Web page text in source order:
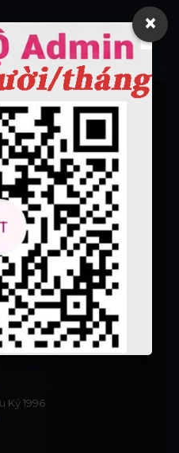
1999 (trọn bộ)
1999
triều 1)
phần 1
Ký 1996
×